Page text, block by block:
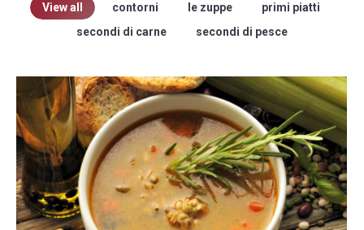
View all contorni le zuppe
primi piatti
secondi di carne
secondi di pesce